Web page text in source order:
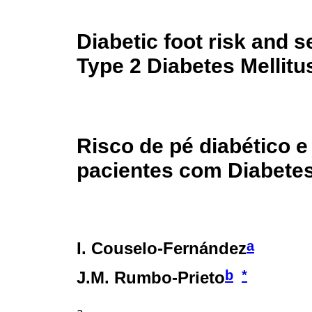
Diabetic foot risk and
Type 2 Diabetes
Risco de pé diabético
pacientes com
I. Couselo-Fernándeza
J.M. Rumbo-Prieto b *